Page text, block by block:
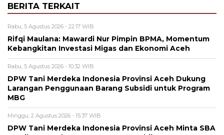
BERITA TERKAIT
Rabu, 5 Agustus 2026 - 22:17 WIB
Rifqi Maulana: Mawardi Nur Pimpin BPMA, Momentum
Kebangkitan Investasi Migas dan Ekonomi Aceh
Rabu, 5 Agustus 2026 - 10:32 WIB
DPW Tani Merdeka Indonesia Provinsi Aceh Dukung
Larangan Penggunaan Barang Subsidi untuk Program
MBG
Minggu, 2 Agustus 2026 - 15:37 WIB
DPW Tani Merdeka Indonesia Provinsi Aceh Minta SBA